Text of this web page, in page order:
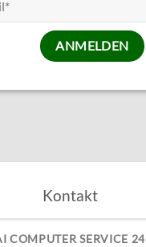
Kontakt
COMPUTER SERVICE 24